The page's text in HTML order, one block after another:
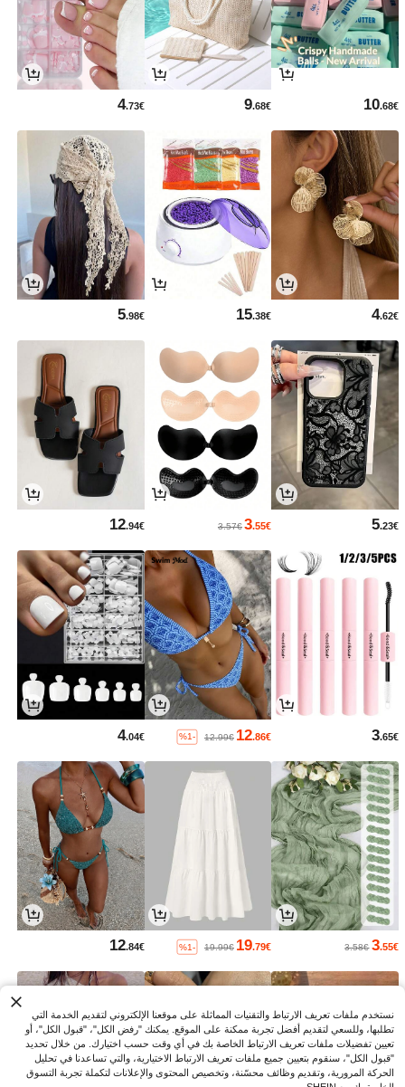
10.68€
9.68€
4.73€
4.62€
15.38€
5.98€
5.23€
3.55€
3.57€
12.94€
3.65€
12.86€
12.99€
%1-
4.04€
3.55€
3.58€
19.79€
19.99€
%1-
12.84€
نستخدم ملفات تعريف الارتباط والتقنيات المماثلة على موقعنا الإلكتروني لتقديم الخدمة التي
تطلبها، وللسعي لتقديم أفضل تجربة ممكنة على الموقع. يمكنك "رفض الكل"، "قبول الكل"، أو
تعيين تفضيلات ملفات تعريف الارتباط الخاصة بك في أي وقت حسب اختيارك. من خلال تحديد
"قبول الكل"، سنقوم بتعيين جميع ملفات تعريف الارتباط الاختيارية، والتي تساعدنا في تحليل
الحركة المرورية، وتقديم وظائف محسّنة، وتخصيص المحتوى والإعلانات لتكملة تجربة التسوق